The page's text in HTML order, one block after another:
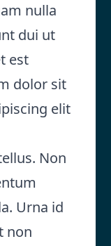
nulla
dui ut
est
dolor sit
elit
Non
Urna id
non